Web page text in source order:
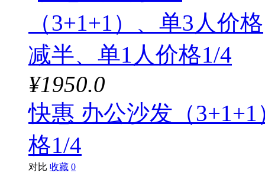
¥1950.0
快惠 办公沙发（
格1/4
对比 收藏 0